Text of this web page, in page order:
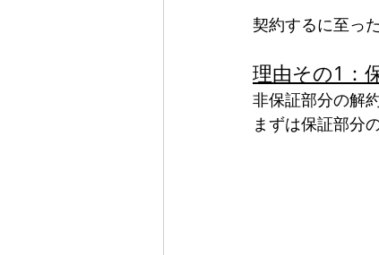
契約するに至っ
理由その1：
非保証部分の解
まずは保証部分